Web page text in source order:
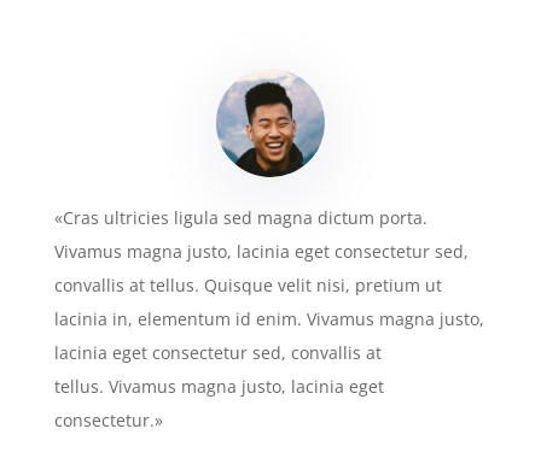
«Cras ultricies ligula sed magna dictum porta.
Vivamus magna justo, lacinia eget consectetur sed,
convallis at tellus. Quisque velit nisi, pretium ut
lacinia in, elementum id enim. Vivamus magna justo,
lacinia eget consectetur sed, convallis at
tellus. Vivamus magna justo, lacinia eget
consectetur.»